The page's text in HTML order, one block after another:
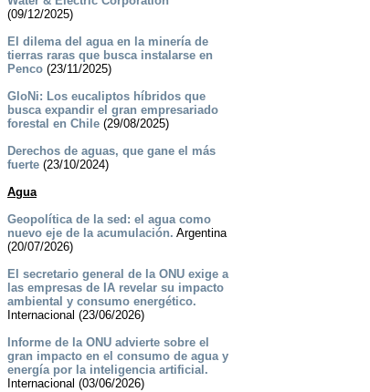
(09/12/2025)
El dilema del agua en la minería de
tierras raras que busca instalarse en
Penco(23/11/2025)
GloNi: Los eucaliptos híbridos que
busca expandir el gran empresariado
forestal en Chile(29/08/2025)
Derechos de aguas, que gane el más
fuerte(23/10/2024)
Agua
Geopolítica de la sed: el agua como
nuevo eje de la acumulación. Argentina
(20/07/2026)
El secretario general de la ONU exige a
las empresas de IA revelar su impacto
ambiental y consumo energético.
Internacional (23/06/2026)
Informe de la ONU advierte sobre el
gran impacto en el consumo de agua y
energía por la inteligencia artificial.
Internacional (03/06/2026)